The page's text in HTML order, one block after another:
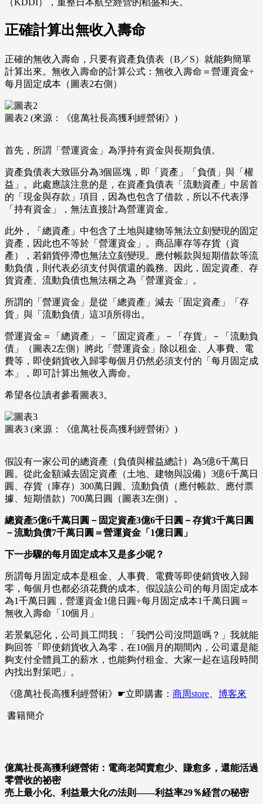
（KDDI），重整日本航空經營的稻盛和夫。
正確計算出無收入壽命
正確的無收入壽命，只要有資產負債表（B／S）就能夠簡單
計算出來。無收入壽命的計算公式：無收入壽命＝營運資金÷
每月固定成本（圖表2右側）
圖表2 (來源：《億萬社長高獲利經營術》)
首先，所謂「營運資金」為淨持有資金與長期負債。
資產負債表大致區分為3個區塊，即「資產」「負債」與「權
益」。此處應該注意的是，在資產負債表「流動資產」中居首
的「現金與存款」項目，因為也包含了借款，所以不代表淨
「持有資金」，無法直接計為營運資金。
此外，「總資產」中包含了土地與建物等無法立刻變現的固定
資產，因此也不等於「營運資金」。商品庫存等存貨（資
產），若銷貨停滯也無法立刻變現。應付帳款與短期借款等流
動負債，則代表必須支付與償還的義務。因此，固定資產、存
貨資產、流動負債也無法稱之為「營運資金」。
所謂的「營運資金」是從「總資產」減去「固定資產」「存
貨」與「流動負債」這3項所得出。
營運資金＝「總資產」－「固定資產」－「存貨」－「流動負
債」（圖表2左側）將此「營運資金」除以租金、人事費、電
費等，即使銷貨收入歸零每個月仍然必須支付的「每月固定成
本」，即可計算出無收入壽命。
希望各位讀者參看圖表3。
圖表3 (來源：《億萬社長高獲利經營術》)
假設有一家公司的總資產（負債與權益總計）為5億6千萬日
圓。從此金額減去固定資產（土地、建物與設備）3億6千萬日
圓、存貨（庫存）300萬日圓、流動負債（應付帳款、應付票
據、短期借款）700萬日圓（圖表3左側）。
總資產5億6千萬日圓－固定資產3億6千日圓－存貨3千萬日圓
－流動負債7千萬日圓＝營運資金「1億日圓」
下一步驟的每月固定成本又是多少呢？
所謂每月固定成本是租金、人事費、電費等即使銷貨收入歸
零，每個月也都必須花費的成本。假設該公司的每月固定成本
為1千萬日圓，營運資金1億日圓÷每月固定成本1千萬日圓＝
無收入壽命「10個月」
若景氣惡化，公司員工問我：「我們公司沒問題嗎？」我就能
夠回答「即使銷貨收入為零，在10個月的期間內，公司還是能
夠支付全體員工的薪水，也能夠付租金。大家一起在這段時間
內找出對策吧」。
《億萬社長高獲利經營術》☛立即購書： 商周store 博客來
書籍簡介
億萬社長高獲利經營術：電商老闆賣愈少、賺愈多，還能活過
零營收的祕密
売上最小化、利益最大化の法則――利益率29％経営の秘密